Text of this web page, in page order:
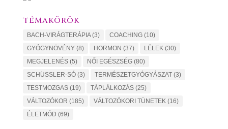
TÉMAKÖRÖK
BACH-VIRÁGTERÁPIA(3) COACHING(10)
GYÓGYNÖVÉNY(8) HORMON (37) LÉLEK(30)
MEGJELENÉS(5) NŐI EGÉSZSÉG(80)
SCHÜSSLER-SÓ(3) TERMÉSZETGYÓGYÁSZAT(3)
TESTMOZGAS(19) TÁPLÁLKOZÁS(25)
VÁLTOZÓKOR (185) VÁLTOZÓKORI TÜNETEK(16)
ÉLETMÓD (69)